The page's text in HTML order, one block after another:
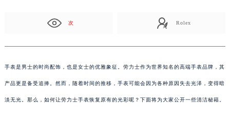
次 Rolex
手表是男士的时尚配饰，也是女士的优雅象征。劳力士作为世界知名的高端手表品牌，其
产品更是备受追捧。然而，随着时间的推移，手表可能会因为各种原因失去光泽，变得暗
淡无光。那么，如何让劳力士手表恢复原有的光彩呢？下面将为大家公开一些清洁秘籍。